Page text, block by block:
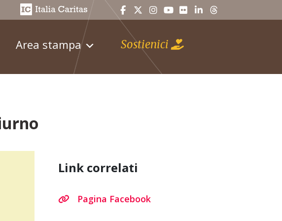
Area stampa Sostienici
Link correlati
Pagina Facebook